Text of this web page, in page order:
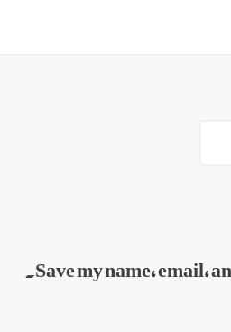
Save my name, email,